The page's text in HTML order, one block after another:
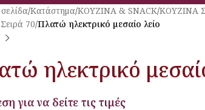
/Κατάστημα/ΚΟΥΖΙΝΑ & SNACK/ΚΟΥΖΙΝΑ
70/Πλατώ ηλεκτρικό μεσαίο λείο
ηλεκτρικό
για να δείτε τις τιμές